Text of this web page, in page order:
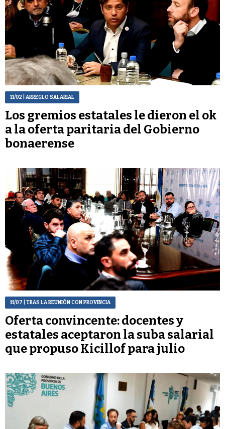
11/02 | ARREGLO SALARIAL
Los gremios estatales le dieron el ok
a la oferta paritaria del Gobierno
bonaerense
11/07 | TRAS LA REUNIÓN CON PROVINCIA
Oferta convincente: docentes y
estatales aceptaron la suba salarial
que propuso Kicillof para julio